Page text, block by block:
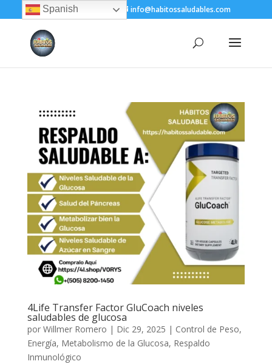
+(505) 8200-1450 info@habitossaludables.com
4Life Transfer Factor GluCoach niveles
saludables de glucosa
por Willmer Romero | Dic 29, 2025 | Control de Peso,
Energía, Metabolismo de la Glucosa, Respaldo
Inmunológico
Spanish